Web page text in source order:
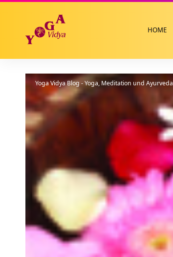
HOME
Yoga Vidya Blog - Yoga, Meditation und Ayurveda